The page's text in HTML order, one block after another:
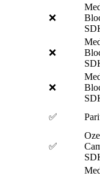
❌
❌
❌
✅
✅